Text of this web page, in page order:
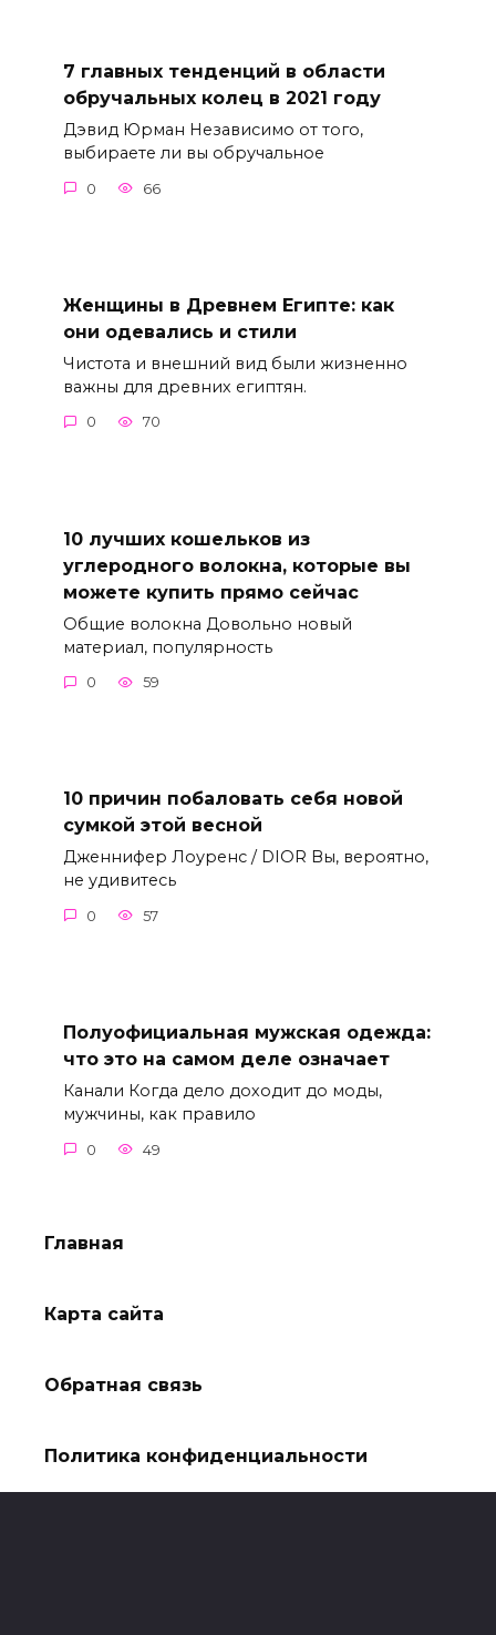
7 главных тенденций в области
обручальных колец в 2021 году
Дэвид Юрман Независимо от того,
выбираете ли вы обручальное
0 66
Женщины в Древнем Египте: как
они одевались и стили
Чистота и внешний вид были жизненно
важны для древних египтян.
0 70
10 лучших кошельков из
углеродного волокна, которые вы
можете купить прямо сейчас
Общие волокна Довольно новый
материал, популярность
0 59
10 причин побаловать себя новой
сумкой этой весной
Дженнифер Лоуренс / DIOR Вы, вероятно,
не удивитесь
0 57
Полуофициальная мужская одежда:
что это на самом деле означает
Канали Когда дело доходит до моды,
мужчины, как правило
0 49
Главная
Карта сайта
Обратная связь
Политика конфиденциальности